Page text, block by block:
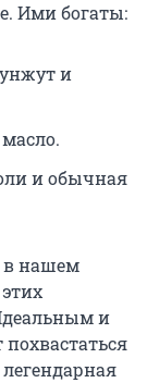
Ими богаты:
и
и обычная
в нашем
и